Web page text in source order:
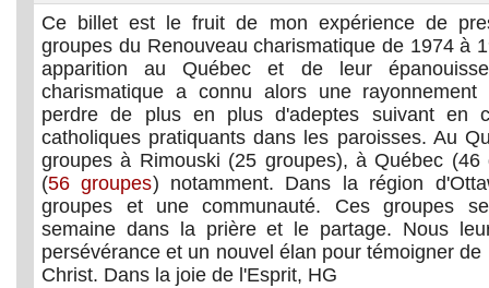
Ce billet est le fruit de mon expérience de
groupes du Renouveau charismatique de 1974 à
apparition au Québec et de leur
charismatique a connu alors une rayonnement
perdre de plus en plus d'adeptes suivant en
catholiques pratiquants dans les paroisses. Au
groupes à Rimouski (25 groupes), à Québec
(56 groupes) notamment. Dans la région
groupes et une communauté. Ces groupes
semaine dans la prière et le partage. Nous
persévérance et un nouvel élan pour témoigner
Christ. Dans la joie de l'Esprit, HG